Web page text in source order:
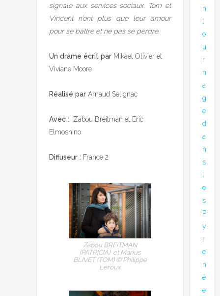
signale aux services sociaux, Tom et
Vincent n’ont plus que leur amour
pour se battre et ne pas se perdre.
Un drame écrit par Mikael Olivier et
Viviane Moore
Réalisé par Arnaud Selignac
Avec : Zabou Breitman et Éric
Elmosnino
Diffuseur : France 2
Zabou BREITMAN
(PATRICIA) et Marius
BLIVET (TOM) © Philippe
Leroux
n
t
o
u
r
n
a
g
e
d
a
n
s
e
s
P
y
r
é
n
é
e